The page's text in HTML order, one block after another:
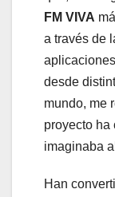
FM VIVA
a través de
desde
mundo, me
proyecto ha
imaginaba
Han